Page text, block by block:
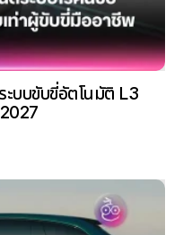
บบขับขี่อัตโนมัติ L3